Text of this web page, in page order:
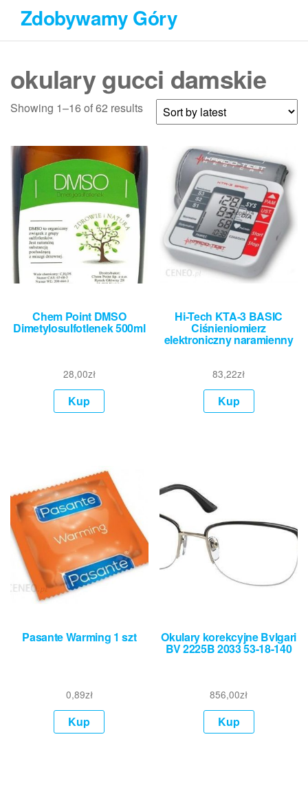
Przejdź
treści
Zdobywamy Góry
okulary gucci damskie
Showing 1–16 of 62 results
Chem Point DMSO
Dimetylosulfotlenek 500ml
28,00zł
Kup
Hi-Tech KTA-3 BASIC
Ciśnieniomierz
elektroniczny naramienny
83,22zł
Kup
Pasante Warming 1 szt
0,89zł
Kup
Okulary korekcyjne Bvlgari
BV 2225B 2033 53-18-140
856,00zł
Kup